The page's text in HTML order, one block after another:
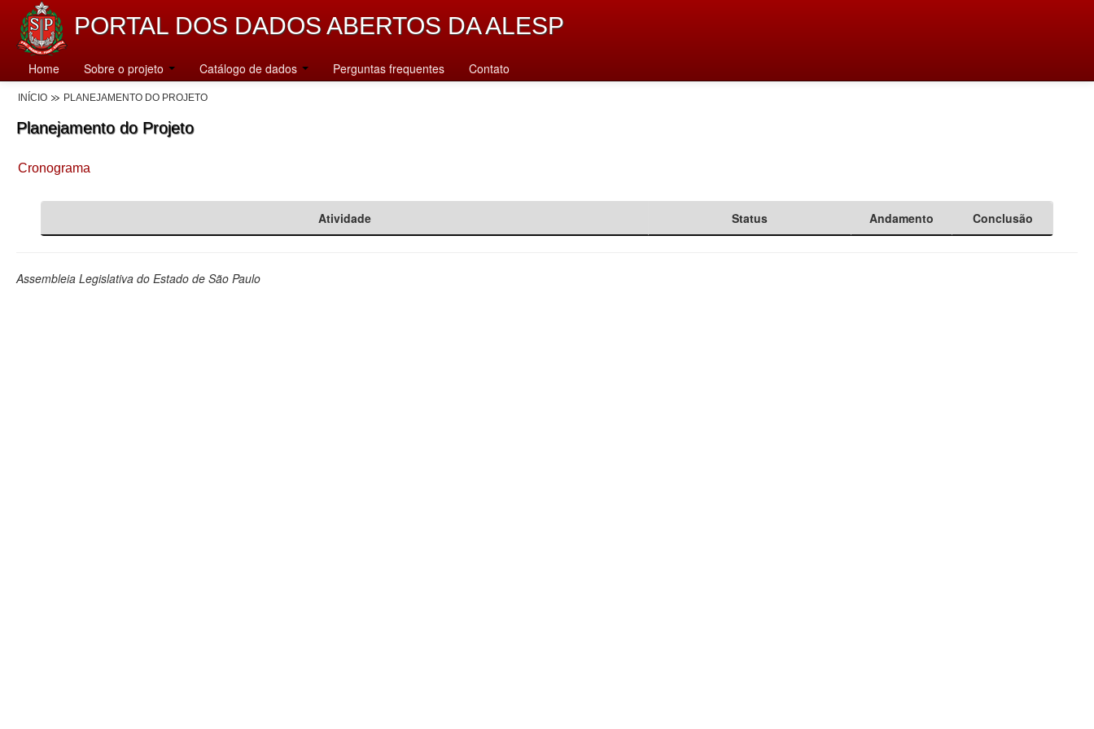
PORTAL DOS DADOS ABERTOS DA ALESP
Home Sobre o projeto Catálogo de dados Perguntas frequentes Contato
INÍCIO PLANEJAMENTO DO PROJETO
Planejamento do Projeto
Cronograma
Atividade Status Andamento Conclusão
Assembleia Legislativa do Estado de São Paulo